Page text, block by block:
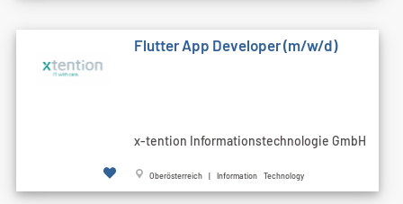
Flutter App Developer (m/w/d)
x-tention Informationstechnologie GmbH
Oberösterreich | Information Technology